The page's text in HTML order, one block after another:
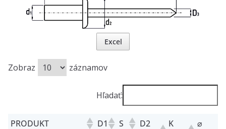
Excel
Zobraz záznamov
Hľadať:
PRODUKT D1 S
D2
K
⌀